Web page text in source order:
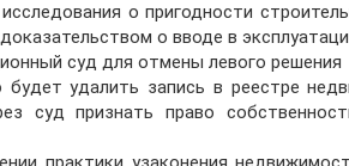
о пригодности
о вводе в
суд для отмены левого решения
удалить запись в реестре
суд признать право